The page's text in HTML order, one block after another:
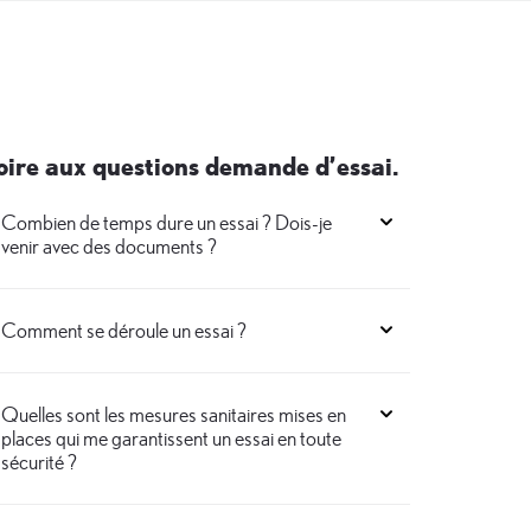
aux questions demande d’essai.
Combien de temps dure un essai ? Dois-je
venir avec des documents ?
Comment se déroule un essai ?
Quelles sont les mesures sanitaires mises en
places qui me garantissent un essai en toute
sécurité ?